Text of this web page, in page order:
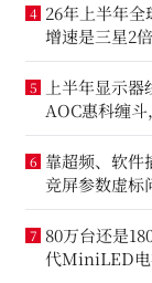
4 26年上半年
增速是三星2
14.8%
5
上半年显示器
AOC惠科缠
前八
6 靠超频、软
竞屏参数虚标
7 80万台还是
代MiniLED电